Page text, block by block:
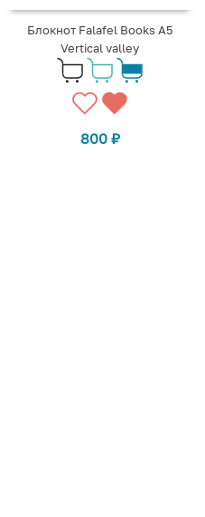
Блокнот Falafel Books А5
Vertical valley
800 ₽